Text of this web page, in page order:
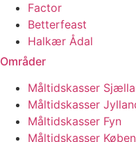
Factor
Betterfeast
Halkær Ådal
Områder
Måltidskasser
Måltidskasser
Måltidskasser Fyn
Måltidskasser